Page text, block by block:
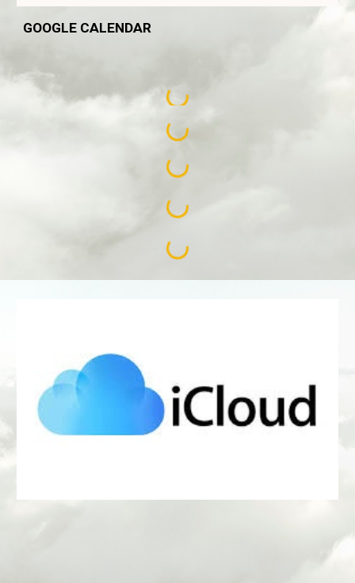
GOOGLE CALENDAR